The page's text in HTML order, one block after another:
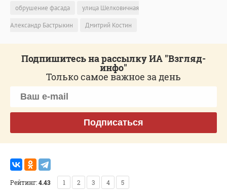
обрушение фасада
улица Шелковичная
Александр Бастрыкин
Дмитрий Костин
Подпишитесь на рассылку ИА "Взгляд-
инфо"
Только самое важное за день
Подписаться
Рейтинг:4.43 1 2 3 4 5